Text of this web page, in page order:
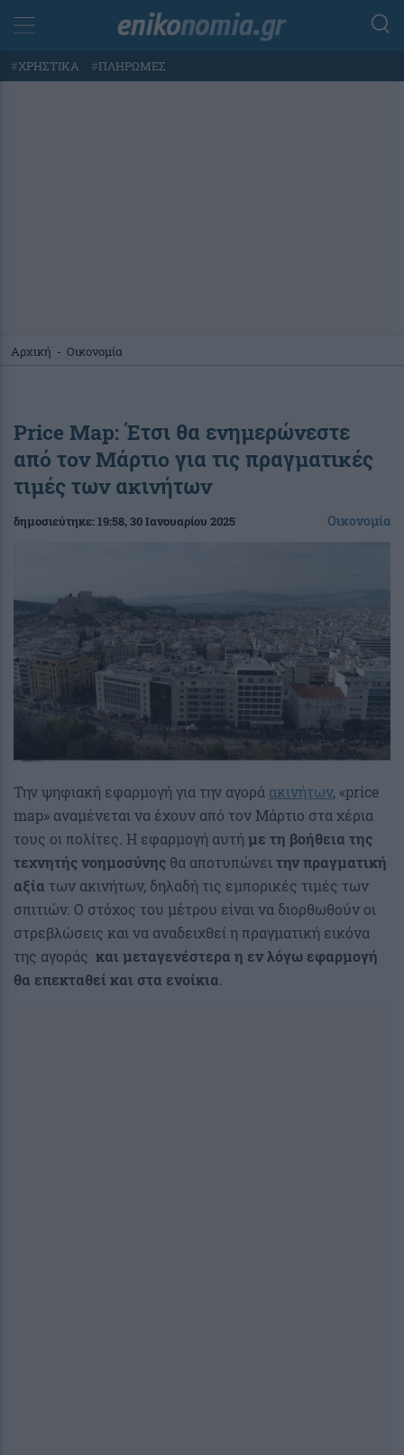
#ΧΡΗΣΤΙΚΑ #ΠΛΗΡΩΜΕΣ
Αρχική - Οικονομία
Price Map: Έτσι θα ενημερώνεστε
από τον Μάρτιο για τις πραγματικές
τιμές των ακινήτων
δημοσιεύτηκε:19:58, 30 Ιανουαρίου 2025 Οικονομία
Την ψηφιακή εφαρμογή για την αγορά ακινήτων, «price
map» αναμένεται να έχουν από τον Μάρτιο στα χέρια
τους οι πολίτες. Η εφαρμογή αυτή με τη βοήθεια της
τεχνητής νοημοσύνης θα αποτυπώνει την πραγματική
αξία των ακινήτων, δηλαδή τις εμπορικές τιμές των
σπιτιών. Ο στόχος του μέτρου είναι να διορθωθούν οι
στρεβλώσεις και να αναδειχθεί η πραγματική εικόνα
της αγοράς και μεταγενέστερα η εν λόγω εφαρμογή
θα επεκταθεί και στα ενοίκια.